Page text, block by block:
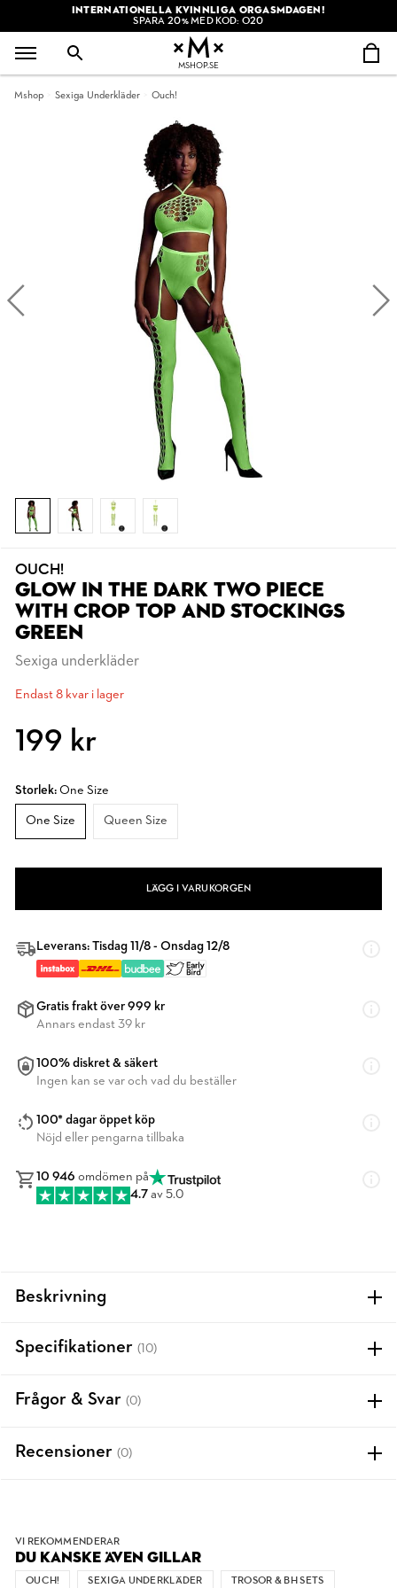
INTERNATIONELLA KVINNLIGA ORGASMDAGEN!
SPARA 20% MED KOD: O20
MSHOP.SE
Mshop Sexiga Underkläder Ouch!
OUCH!
GLOW IN THE DARK TWO PIECE
WITH CROP TOP AND STOCKINGS
GREEN
Sexiga underkläder
Endast 8 kvar i lager
199 kr
Storlek: One Size
One Size Queen Size
LÄGG I VARUKORGEN
Leverans: Tisdag 11/8 - Onsdag 12/8
Gratis frakt över 999 kr
Annars endast 39 kr
100% diskret & säkert
Ingen kan se var och vad du beställer
100* dagar öppet köp
Nöjd eller pengarna tillbaka
10 946 omdömen på
4.7 av 5.0
Beskrivning
Specifikationer (10)
Frågor & Svar (0)
Recensioner (0)
VI REKOMMENDERAR
DU KANSKE ÄVEN GILLAR
OUCH! SEXIGA UNDERKLÄDER TROSOR & BH SETS